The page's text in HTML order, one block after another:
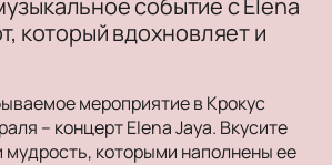
событие с Elena
который вдохновляет и
мероприятие в Крокус
– концерт Elena Jaya. Вкусите
мудрость, которыми наполнены ее